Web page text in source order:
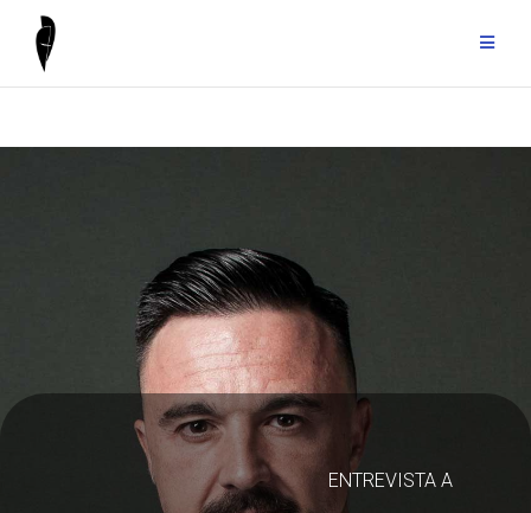
ENTREVISTA A